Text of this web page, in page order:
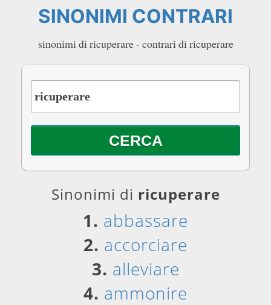
SINONIMI CONTRARI
sinonimi di ricuperare - contrari di ricuperare
Sinonimi di ricuperare
1. abbassare
2. accorciare
3. alleviare
4. ammonire